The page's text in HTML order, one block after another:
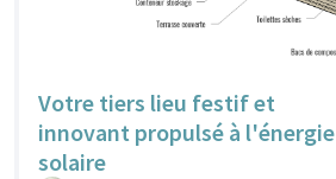
Votre tiers lieu festif et
innovant propulsé à l'énergie
solaire